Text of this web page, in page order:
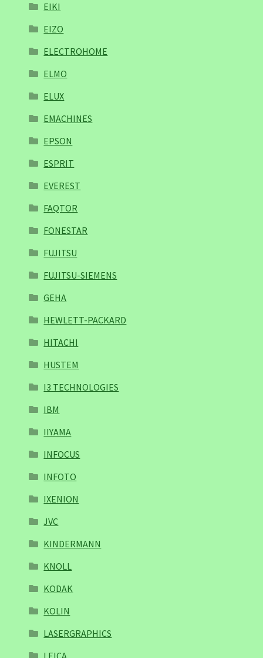
EIKI
EIZO
ELECTROHOME
ELMO
ELUX
EMACHINES
EPSON
ESPRIT
EVEREST
FAQTOR
FONESTAR
FUJITSU
FUJITSU-SIEMENS
GEHA
HEWLETT-PACKARD
HITACHI
HUSTEM
I3 TECHNOLOGIES
IBM
IIYAMA
INFOCUS
INFOTO
IXENION
JVC
KINDERMANN
KNOLL
KODAK
KOLIN
LASERGRAPHICS